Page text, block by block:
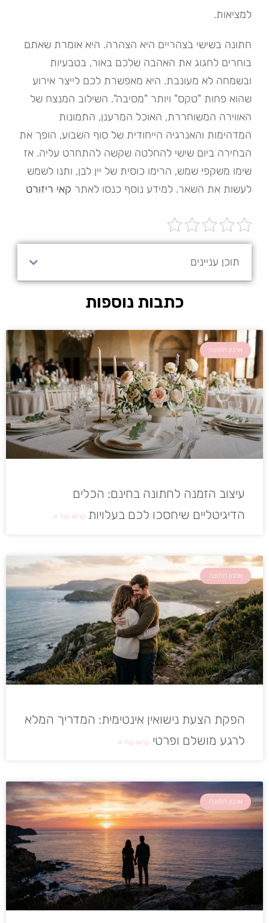
למציאות.
חתונה בשישי בצהריים היא הצהרה. היא אומרת שאתם
בוחרים לחגוג את האהבה שלכם באור, בטבעיות
ובשמחה לא מעונבת. היא מאפשרת לכם לייצר אירוע
שהוא פחות "טקס" ויותר "מסיבה". השילוב המנצח של
האווירה המשוחררת, האוכל המרענן, התמונות
המדהימות והאנרגיה הייחודית של סוף השבוע, הופך את
הבחירה ביום שישי להחלטה שקשה להתחרט עליה. אז
שימו משקפי שמש, הרימו כוסית של יין לבן, ותנו לשמש
לעשות את השאר. למידע נוסף כנסו לאתר קאי ריזורט
תוכן עניינים
כתבות נוספות
ארגון חתונה
עיצוב הזמנה לחתונה בחינם: הכלים
הדיגיטליים שיחסכו לכם בעלויות קראו עוד »
ארגון חתונה
הפקת הצעת נישואין אינטימית: המדריך המלא
לרגע מושלם ופרטי קראו עוד »
ארגון חתונה